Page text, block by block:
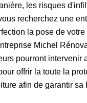
les risques
recherchez une
la pose de votre
Michel
pourront intervenir
offrir la toute la
afin de garantir sa